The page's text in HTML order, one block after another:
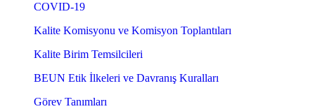
COVID-19
Kalite Komisyonu ve Komisyon Toplantıları
Kalite Birim Temsilcileri
BEUN Etik İlkeleri ve Davranış Kuralları
Görev Tanımları